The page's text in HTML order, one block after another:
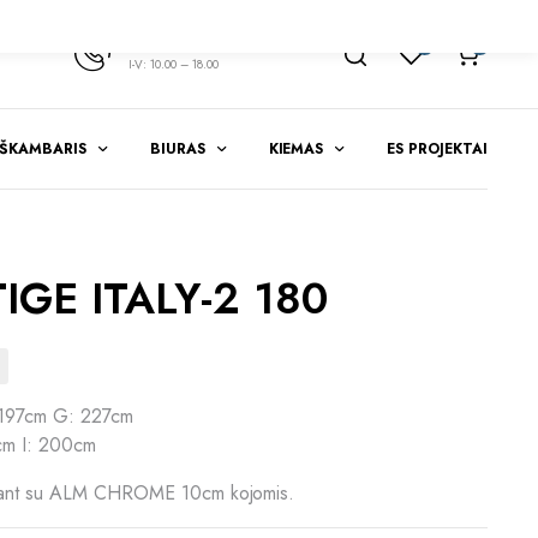
I-V: 10.00 – 18.00
BIURAS KIEMAS ES PROJEKTAI
ITALY-2 180
G: 227cm
I: 200cm
su ALM CHROME 10cm kojomis.